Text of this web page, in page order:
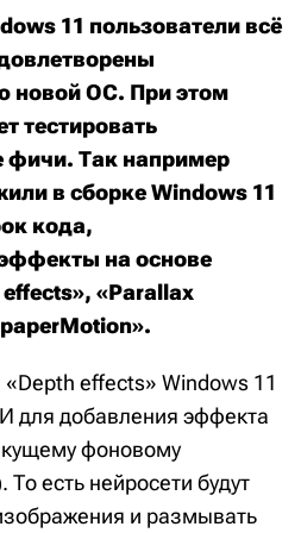
11 пользователи всё
новой ОС. При этом
тестировать
фичи. Так например
в сборке Windows 11
кода,
на основе
effects», «Parallax
effects» Windows 11
для добавления эффекта
фоновому
есть нейросети будут
и размывать